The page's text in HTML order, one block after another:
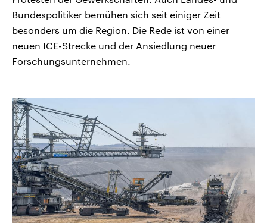
Bundespolitiker bemühen sich seit einiger Zeit
besonders um die Region. Die Rede ist von einer
neuen ICE-Strecke und der Ansiedlung neuer
Forschungsunternehmen.